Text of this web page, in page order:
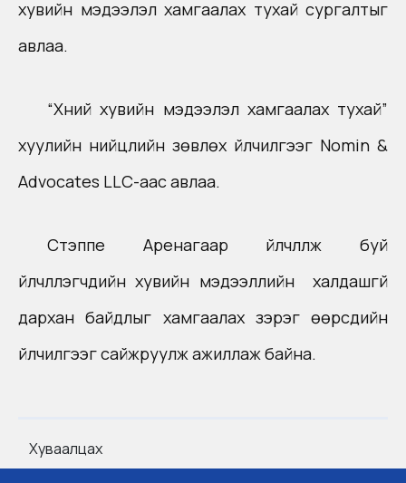
хувийн мэдээлэл хамгаалах тухай сургалтыг
авлаа.
“Хүний хувийн мэдээлэл хамгаалах тухай”
хуулийн нийцлийн зөвлөх үйлчилгээг Nomin &
Advocates LLC-аас авлаа.
Стэппе Аренагаар үйлчлүүлж буй
үйлчлүүлэгчдийн хувийн мэдээллийн халдашгүй
дархан байдлыг хамгаалах зэрэг өөрсдийн
үйлчилгээг сайжруулж ажиллаж байна.
Хуваалцах